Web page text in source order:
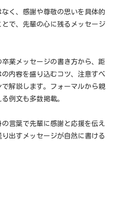
く、感謝や尊敬の思いを具体的
で、先輩の心に残るメッセージ
業メッセージの書き方から、距
内容を盛り込むコツ、注意すべ
解説します。フォーマルから親
例文も多数掲載。
言葉で先輩に感謝と応援を伝え
出すメッセージが自然に書ける